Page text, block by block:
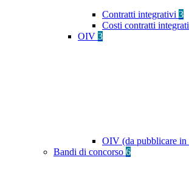
Contratti integrativi 3
Costi contratti
OIV 3
OIV (da pubblicare in
Bandi di concorso 6